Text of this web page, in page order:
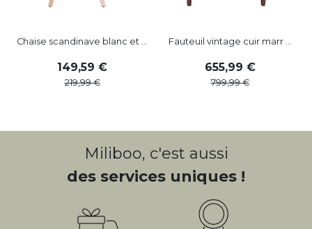
Chaise scandinave blanc et ...
149,59
219,99
Fauteuil vintage cuir marr ...
655,99
799,99
Miliboo, c'est aussi
des services uniques !